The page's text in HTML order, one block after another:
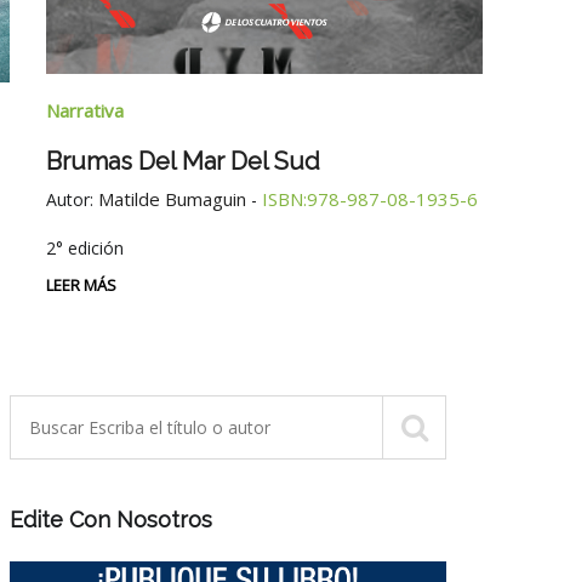
Narrativa
Brumas Del Mar Del Sud
Autor: Matilde Bumaguin - ISBN:978-987-08-1935-6
2° edición
LEER MÁS
Edite Con Nosotros